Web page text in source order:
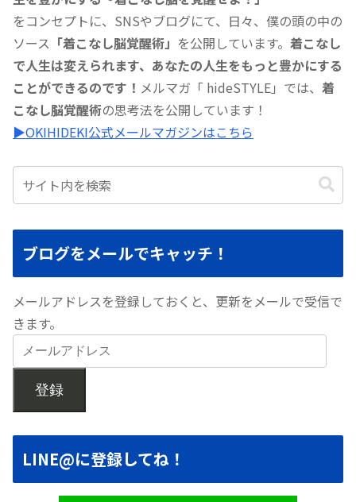
をコンセプトに、SNSやブログにて、日々、僕の頭の中の
ソース 「着こなし脳覚醒術」 を公開しています。 着こなし
で人生は変えられます、あなたの人生をもっと豊かにする
ことができるのです！ メルマガ「 hideSTYLE」では、 着
こなし脳覚醒術の思考法を公開しています！
▶︎OKIHIDEKI公式メールマガジンはこちら
ブログをメールでキャッチ！
メールアドレスを登録しておくと、更新をメールで受信で
きます。
登録
LINE@に登録してね！